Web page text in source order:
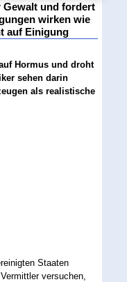
Gewalt und fordert
wirken wie
auf Einigung
Hormus und droht
sehen darin
als realistische
Staaten
versuchen,